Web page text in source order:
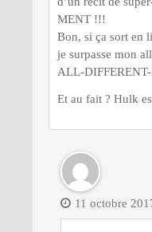
MENT !!!
Bon, si ça sort en
je surpasse mon
ALL-
Et au fait ? Hulk
11 octobre